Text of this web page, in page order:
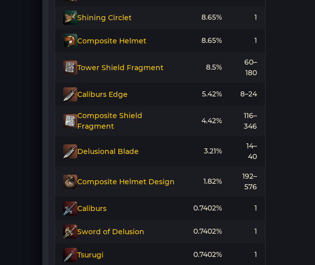
Shining Circlet 8.65% 1
Composite Helmet 8.65% 1
Tower Shield Fragment 8.5%
60–
180
Caliburs Edge 5.42% 8–24
Composite Shield
Fragment
4.42%
116–
346
Delusional Blade 3.21%
14–
40
Composite Helmet Design 1.82%
192–
576
Caliburs 0.7402% 1
Sword of Delusion 0.7402% 1
Tsurugi 0.7402% 1